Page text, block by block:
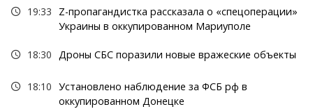
19:33
Z-пропагандистка рассказала о «спецоперации»
Украины в оккупированном Мариуполе
18:30 Дроны СБС поразили новые вражеские объекты
18:10 Установлено наблюдение за ФСБ рф в
оккупированном Донецке